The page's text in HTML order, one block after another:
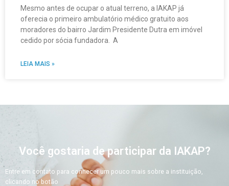
Mesmo antes de ocupar o atual terreno, a IAKAP já
oferecia o primeiro ambulatório médico gratuito aos
moradores do bairro Jardim Presidente Dutra em imóvel
cedido por sócia fundadora. A
LEIA MAIS »
Você gostaria de participar da IAKAP?
Entre em contato para conhecer um pouco mais sobre a instituição,
clicando no botão